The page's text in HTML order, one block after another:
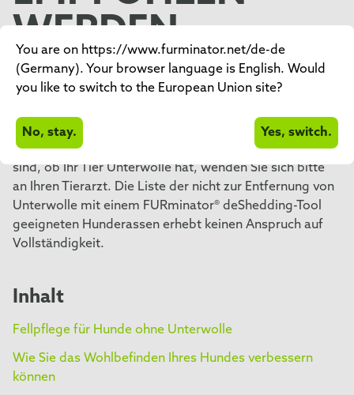
WERDEN
Das FURminator® deShedding-Fellflegewerkzeug zur
Entfernung loser Unterwolle sollte nicht zur Pflege von
also keine Unterwolle haben, oder deren Haut
besonders empfindlich ist. Wenn Sie sich nicht sicher
sind, ob Ihr Tier Unterwolle hat, wenden Sie sich bitte
an Ihren Tierarzt. Die Liste der nicht zur Entfernung von
Unterwolle mit einem FURminator® deShedding-Tool
geeigneten Hunderassen erhebt keinen Anspruch auf
Vollständigkeit.
Inhalt
Fellpflege für Hunde ohne Unterwolle
Wie Sie das Wohlbefinden Ihres Hundes verbessern
können
You are on https://www.furminator.net/de-de
(Germany). Your browser language is English. Would
you like to switch to the European Union site?
No, stay. Yes, switch.